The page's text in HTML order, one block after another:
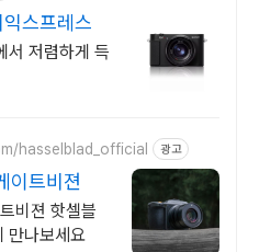
스프레스
서 저렴하게 득
hasselblad_official 광고
이트비젼
비젼 핫셀블
만나보세요